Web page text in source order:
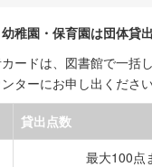
稚園・保育園は団体貸
ードは、図書館で一括
ターにお申し出ください
貸出点数
最大100点